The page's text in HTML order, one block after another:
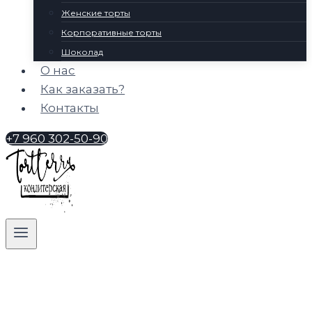
Женские торты
Корпоративные торты
Шоколад
О нас
Как заказать?
Контакты
+7 960 302-50-90